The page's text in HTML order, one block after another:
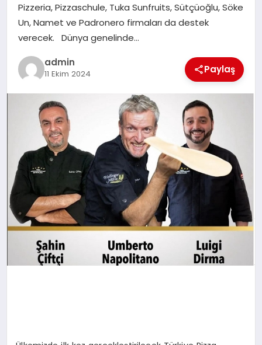
DÜNYA
EĞITIM
Pizzeria, Pizzaschule, Tuka Sunfruits, Sütçüoğlu, Söke
Un, Namet ve Padronero firmaları da destek
verecek. Dünya genelinde…
admin
11 Ekim 2024 Paylaş